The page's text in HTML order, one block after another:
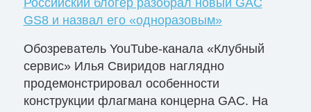
GS8 и назвал его «одноразовым»
Обозреватель YouTube-канала «Клубный
сервис» Илья Свиридов наглядно
продемонстрировал особенности
конструкции флагмана концерна GAC. На